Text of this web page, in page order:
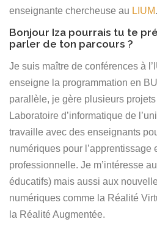
enseignante chercheuse au LIUM.
Bonjour Iza pourrais tu te
parler de ton parcours ?
Je suis maître de conférences à
enseigne la programmation en
parallèle, je gère plusieurs projets
Laboratoire d’informatique de
travaille avec des enseignants
numériques pour l’apprentissage
professionnelle. Je m’intéresse
éducatifs) mais aussi aux
numériques comme la Réalité
la Réalité Augmentée.